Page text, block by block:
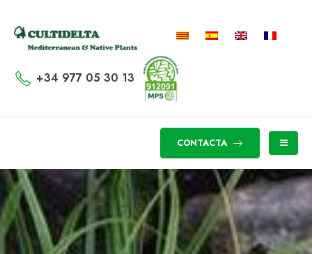
+34 977 05 30 13
CONTACTA